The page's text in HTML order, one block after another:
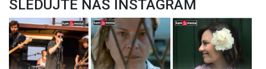
SLEDUJTE NÁŠ INSTAGRAM